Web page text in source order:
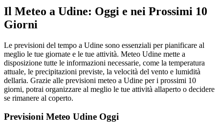
Il Meteo a Udine: Oggi e nei Prossimi 10
Giorni
Le previsioni del tempo a Udine sono essenziali per pianificare al
meglio le tue giornate e le tue attività. Meteo Udine mette a
disposizione tutte le informazioni necessarie, come la temperatura
attuale, le precipitazioni previste, la velocità del vento e lumidità
dellaria. Grazie alle previsioni meteo a Udine per i prossimi 10
giorni, potrai organizzare al meglio le tue attività allaperto o decidere
se rimanere al coperto.
Previsioni Meteo Udine Oggi